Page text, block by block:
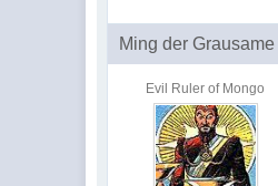
Ming der Grausame
Evil Ruler of Mongo